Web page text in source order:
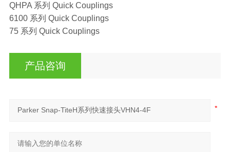
QHPA 系列 Quick Couplings
6100 系列 Quick Couplings
75 系列 Quick Couplings
产品咨询